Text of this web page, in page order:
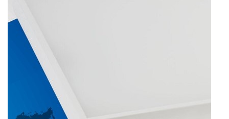
РАЗЪЁМЫ, ПЕРЕХОДНИКИ, ТВ